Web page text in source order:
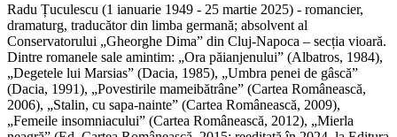
Radu Țuculescu (1 ianuarie 1949 - 25 martie 2025) - romancier,
dramaturg, traducător din limba germană; absolvent al
Conservatorului „Gheorghe Dima” din Cluj-Napoca – secția vioară.
Dintre romanele sale amintim: „Ora păianjenului” (Albatros, 1984),
„Degetele lui Marsias” (Dacia, 1985), „Umbra penei de gâscă”
(Dacia, 1991), „Povestirile mameibătrâne” (Cartea Românească,
2006), „Stalin, cu sapa-nainte” (Cartea Românească, 2009),
„Femeile insomniacului” (Cartea Românească, 2012), „Mierla